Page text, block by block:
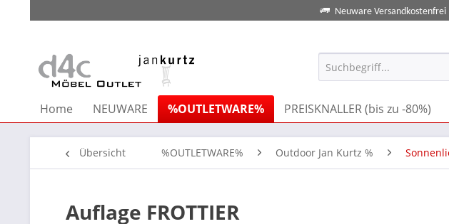
Neuware Versandkostenfrei
Home NEUWARE %OUTLETWARE% PREISKNALLER (bis zu -80%)
Übersicht %OUTLETWARE% Outdoor Jan Kurtz %
Auflage FROTTIER